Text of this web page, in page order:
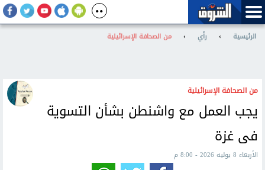
الرئيسية › رأي › من الصحافة الإسرائيلية
من الصحافة الإسرائيلية
يجب العمل مع واشنطن بشأن التسوية
فى غزة
الأربعاء 8 يوليه 2026 - 8:00 م